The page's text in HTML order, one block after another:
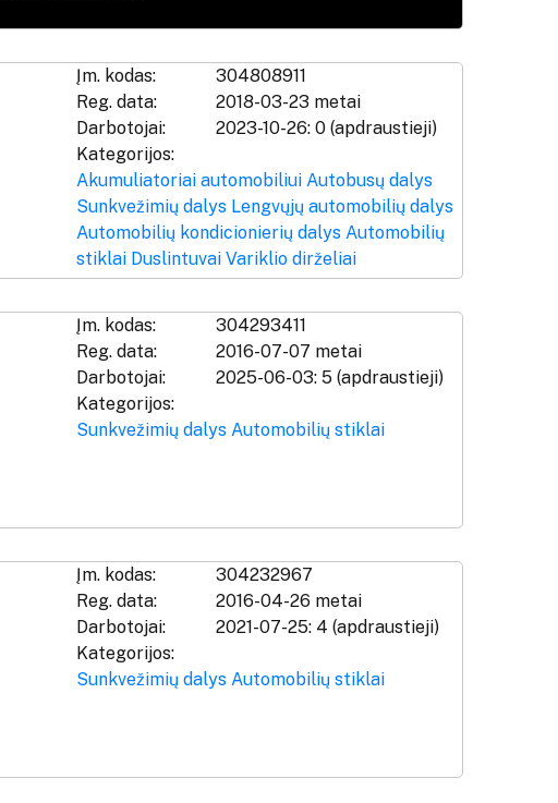
Įm. kodas:
304808911
Reg. data:
2018-03-23 metai
Darbotojai:
2023-10-26: 0 (apdraustieji)
Kategorijos:
Akumuliatoriai automobiliui Autobusų dalys
Sunkvežimių dalys Lengvųjų automobilių dalys
Automobilių kondicionierių dalys Automobilių
stiklai Duslintuvai Variklio dirželiai
Įm. kodas:
304293411
Reg. data:
2016-07-07 metai
Darbotojai:
2025-06-03: 5 (apdraustieji)
Kategorijos:
Sunkvežimių dalys Automobilių stiklai
Įm. kodas:
304232967
Reg. data:
2016-04-26 metai
Darbotojai:
2021-07-25: 4 (apdraustieji)
Kategorijos:
Sunkvežimių dalys Automobilių stiklai